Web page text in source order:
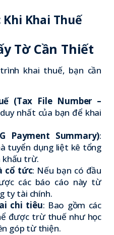
Khai Thuế
Tờ Cần Thiết
khai thuế, bạn cần
(Tax File Number –
nhất của bạn để khai
Payment Summary):
tuyển dụng liệt kê tổng
khấu trừ.
cổ tức: Nếu bạn có đầu
các báo cáo này từ
ty tài chính.
chi tiêu: Bao gồm các
được trừ thuế như học
góp từ thiện.